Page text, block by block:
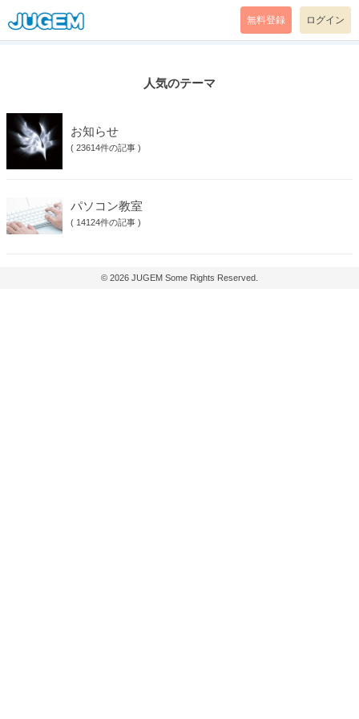
無料登録 ログイン
人気のテーマ
お知らせ
( 23614件の記事 )
パソコン教室
( 14124件の記事 )
© 2026 JUGEM Some Rights Reserved.